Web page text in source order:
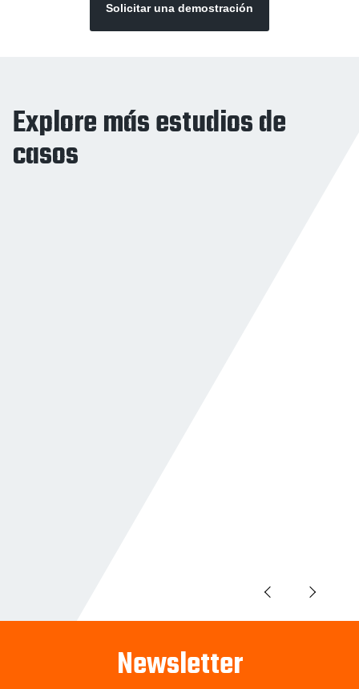
Solicitar una demostración
Explore más estudios de
casos
Newsletter